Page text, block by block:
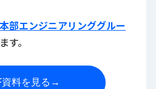
部エンジニアリンググルー
す。
料を見る →